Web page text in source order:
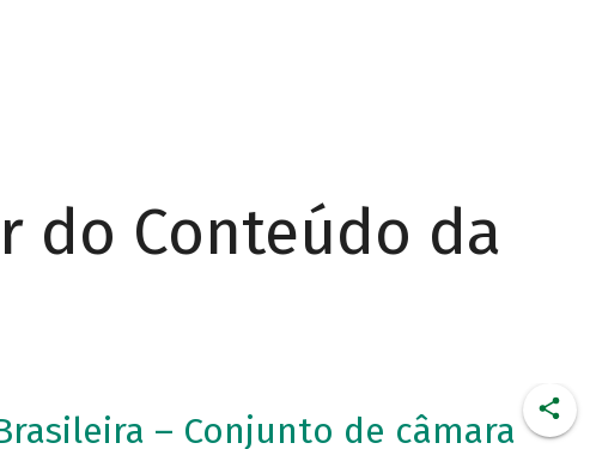
do Conteúdo da
– Conjunto de câmara